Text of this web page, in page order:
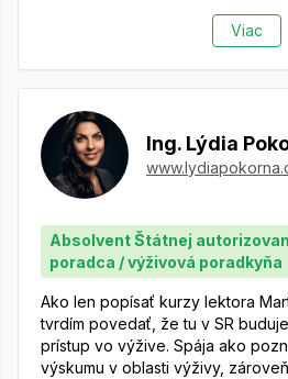
Viac
Ing. Lýdia
Absolvent Štátnej
poradca / výživová poradkyňa
Ako len popísať kurzy lektora
tvrdím povedať, že tu v SR
prístup vo výžive. Spája ako
výskumu v oblasti výživy,